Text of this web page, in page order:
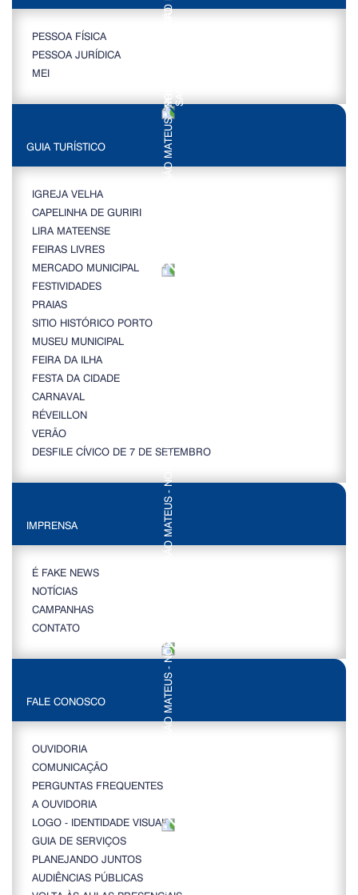
PESSOA FÍSICA
PESSOA JURÍDICA
MEI
GUIA TURÍSTICO
IGREJA VELHA
CAPELINHA DE GURIRI
LIRA MATEENSE
FEIRAS LIVRES
MERCADO MUNICIPAL
FESTIVIDADES
PRAIAS
SITIO HISTÓRICO PORTO
MUSEU MUNICIPAL
FEIRA DA ILHA
FESTA DA CIDADE
CARNAVAL
RÉVEILLON
VERÃO
DESFILE CÍVICO DE 7 DE SETEMBRO
IMPRENSA
É FAKE NEWS
NOTÍCIAS
CAMPANHAS
CONTATO
FALE CONOSCO
OUVIDORIA
COMUNICAÇÃO
PERGUNTAS FREQUENTES
A OUVIDORIA
LOGO - IDENTIDADE VISUAL
GUIA DE SERVIÇOS
PLANEJANDO JUNTOS
AUDIÊNCIAS PÚBLICAS